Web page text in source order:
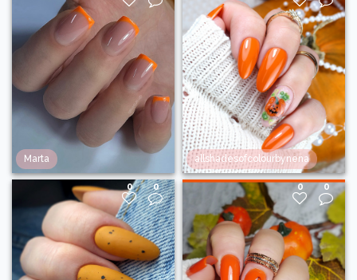
Marta allshadesofcolourbynena
0 0 0 0